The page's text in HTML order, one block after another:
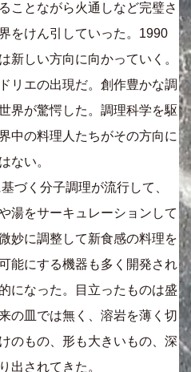
ことながら火通しなど完璧さ
をけん引していった。1990
新しい方向に向かっていく。
リエの出現だ。創作豊かな調
界が驚愕した。調理科学を駆
中の料理人たちがその方向に
ない。
づく分子調理が流行して、
湯をサーキュレーションして
妙に調整して新食感の料理を
能にする機器も多く開発され
になった。目立ったものは盛
の皿では無く、溶岩を薄く切
のもの、形も大きいもの、深
出されてきた。